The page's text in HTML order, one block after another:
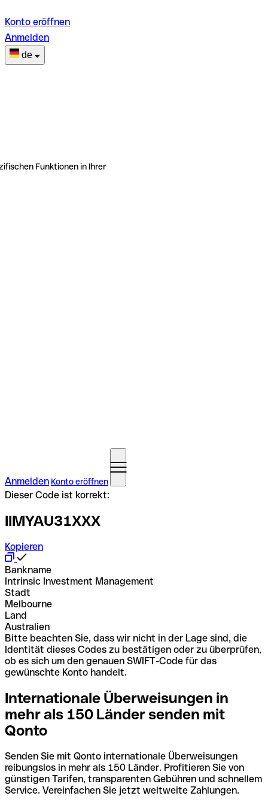
Konto eröffnen
Anmelden
de
Funktionen in Ihrer
Anmelden Konto eröffnen
Dieser Code ist korrekt:
IIMYAU31XXX
Kopieren
Bankname
Intrinsic Investment Management
Stadt
Melbourne
Land
Australien
Bitte beachten Sie, dass wir nicht in der Lage sind, die
Identität dieses Codes zu bestätigen oder zu überprüfen,
ob es sich um den genauen SWIFT-Code für das
gewünschte Konto handelt.
Internationale Überweisungen in
mehr als 150 Länder senden mit
Qonto
Senden Sie mit Qonto internationale Überweisungen
reibungslos in mehr als 150 Länder. Profitieren Sie von
günstigen Tarifen, transparenten Gebühren und schnellem
Service. Vereinfachen Sie jetzt weltweite Zahlungen.